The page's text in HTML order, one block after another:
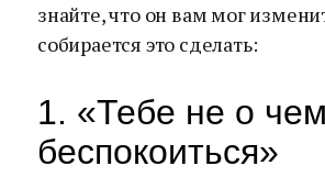
знайте, что он вам мог
собирается это сделать:
1. «Тебе не о чем
беспокоиться»